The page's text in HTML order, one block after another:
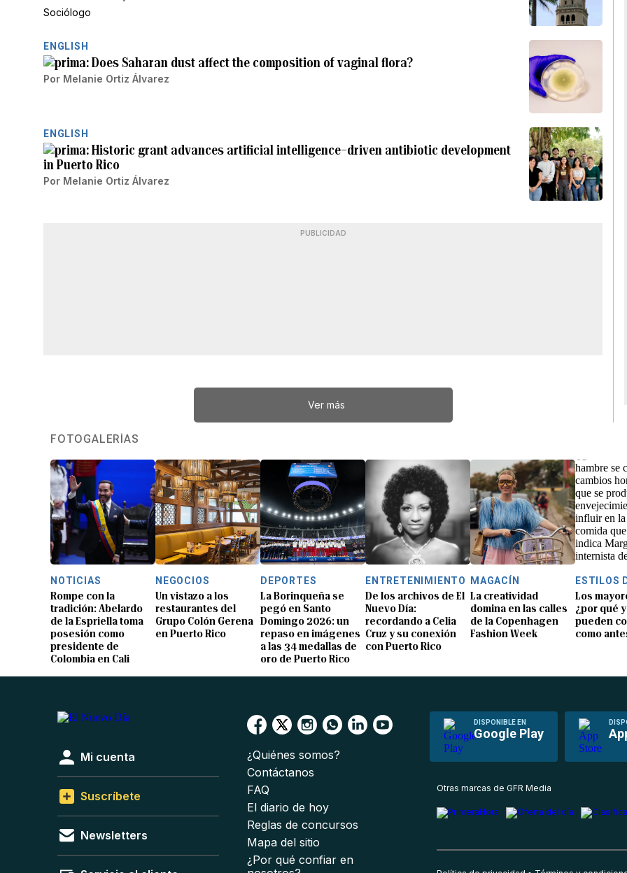
Sociólogo
ENGLISH
Does Saharan dust affect the composition of vaginal flora?
Por Melanie Ortiz Álvarez
ENGLISH
Historic grant advances artificial intelligence–driven antibiotic development
in Puerto Rico
Por Melanie Ortiz Álvarez
PUBLICIDAD
Ver más
FOTOGALERÍAS
NOTICIAS
Rompe con la
tradición: Abelardo
de la Espriella toma
posesión como
presidente de
Colombia en Cali
NEGOCIOS
Un vistazo a los
restaurantes del
Grupo Colón Gerena
en Puerto Rico
DEPORTES
La Borinqueña se
pegó en Santo
Domingo 2026: un
repaso en imágenes
a las 34 medallas de
oro de Puerto Rico
ENTRETENIMIENTO
De los archivos de El
Nuevo Día:
recordando a Celia
Cruz y su conexión
con Puerto Rico
MAGACÍN
La creatividad
domina en las calles
de la Copenhagen
Fashion Week
ESTILOS
Los
¿por qué
pueden
como
DISPONIBLE EN
Google Play
Mi cuenta
Suscríbete
Newsletters
¿Quiénes somos?
Contáctanos
FAQ
El diario de hoy
Reglas de concursos
Mapa del sitio
¿Por qué confiar en
Otras marcas de GFR Media